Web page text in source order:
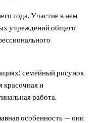
года. Участие в нем
учреждений общего
семейный рисунок
красочная и
работа.
особенность — они